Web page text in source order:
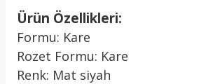
Ürün Özellikleri:
Formu: Kare
Rozet Formu: Kare
Renk: Mat siyah